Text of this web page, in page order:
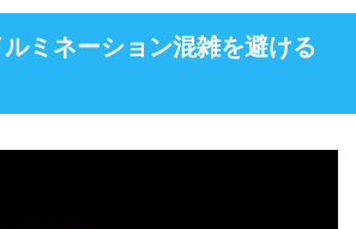
ミネーション混雑を避ける